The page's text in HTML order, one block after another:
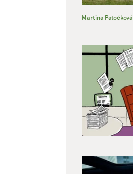
Martina Patočková